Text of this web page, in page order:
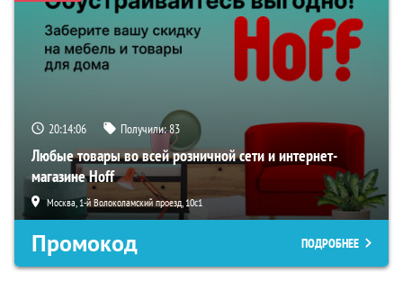
20:14:05 Получили:83
Любые товары во всей розничной сети и интернет-
магазине Hoff
Москва, 1-й Волоколамский проезд, 10с1
Промокод ПОДРОБНЕЕ